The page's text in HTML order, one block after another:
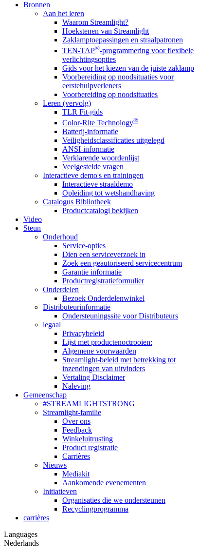
Bronnen
Aan het leren
Waarom Streamlight?
Hoekstenen van Streamlight
Zaklamptoepassingen en straalpatronen
TEN-TAP®-programmering voor flexibele
verlichtingsopties
Gids voor het kiezen van de juiste zaklamp
Voorbereiding op noodsituaties voor
eerstehulpverleners
Voorbereiding op noodsituaties
Leren (vervolg)
TLR Fit-gids
Color-Rite Technology®
Batterij-informatie
Veiligheidsclassificaties uitgelegd
ANSI-informatie
Verklarende woordenlijst
Veelgestelde vragen
Interactieve demo's en trainingen
Interactieve straaldemo
Opleiding tot wetshandhaving
Catalogus Bibliotheek
Productcatalogi bekijken
Video
Steun
Onderhoud
Service-opties
Dien een serviceverzoek in
Zoek een geautoriseerd servicecentrum
Garantie informatie
Productregistratieformulier
Onderdelen
Bezoek Onderdelenwinkel
Distributeurinformatie
Ondersteuningssite voor Distributeurs
legaal
Privacybeleid
Lijst met productenoctrooien:
Algemene voorwaarden
Streamlight-beleid met betrekking tot
inzendingen van uitvinders
Vertaling Disclaimer
Naleving
Gemeenschap
#STREAMLIGHTSTRONG
Streamlight-familie
Over ons
Feedback
Winkeluitrusting
Product registratie
Carrières
Nieuws
Mediakit
Aankomende evenementen
Initiatieven
Organisaties die we ondersteunen
Recyclingprogramma
carrières
Languages
Nederlands